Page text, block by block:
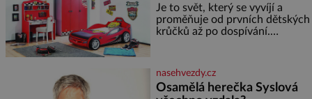
Je to svět, který se vyvíjí a
proměňuje od prvních dětských
krůčků až po dospívání.
soustředění i odpočinek a
reaguje na každou etapu života
a specifické potřeby dítěte. Pro
nasehvezdy.cz
Osamělá herečka Syslová